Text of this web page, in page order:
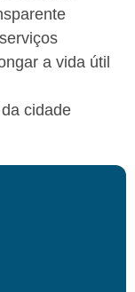
a vida útil
cidade